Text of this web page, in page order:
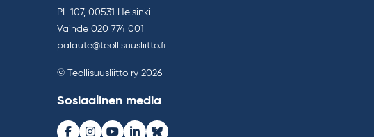
PL 107, 00531 Helsinki
Vaihde 020 774 001
palaute@teollisuusliitto.fi
© Teollisuusliitto ry 2026
Sosiaalinen media